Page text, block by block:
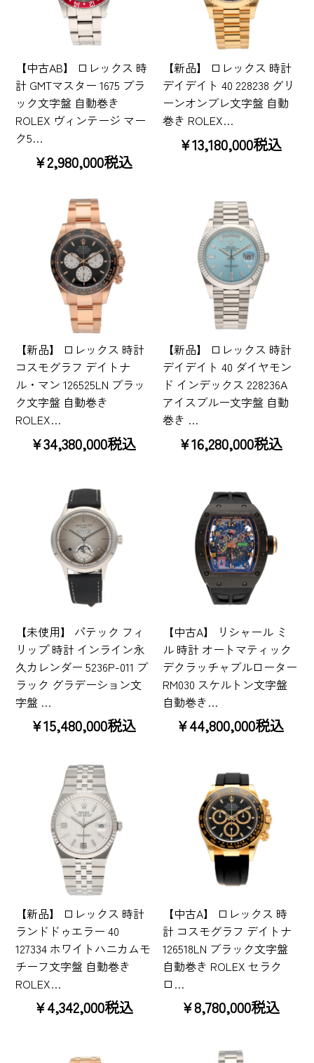
【中古AB】 ロレックス 時
計 GMTマスター 1675 ブラ
ック文字盤 自動巻き
ROLEX ヴィンテージ マー
ク5…
¥2,980,000税込
【新品】 ロレックス 時計
デイデイト 40 228238 グリ
ーンオンブレ文字盤 自動
巻き ROLEX…
¥13,180,000税込
【新品】 ロレックス 時計
コスモグラフ デイトナ
ル・マン 126525LN ブラッ
ク文字盤 自動巻き
ROLEX…
¥34,380,000税込
【新品】 ロレックス 時計
デイデイト 40 ダイヤモン
ド インデックス 228236A
アイスブルー文字盤 自動
巻き …
¥16,280,000税込
【未使用】 パテック フィ
リップ 時計 インライン永
久カレンダー 5236P-011 ブ
ラック グラデーション文
字盤 …
¥15,480,000税込
【中古A】 リシャール ミ
ル 時計 オートマティック
デクラッチャブルローター
RM030 スケルトン文字盤
自動巻き…
¥44,800,000税込
【新品】 ロレックス 時計
ランドドゥエラー 40
127334 ホワイトハニカムモ
チーフ文字盤 自動巻き
ROLEX…
¥4,342,000税込
【中古A】 ロレックス 時
計 コスモグラフ デイトナ
126518LN ブラック文字盤
自動巻き ROLEX セラク
ロ…
¥8,780,000税込